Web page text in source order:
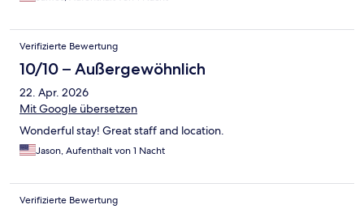
Verifizierte Bewertung
10/10 – Außergewöhnlich
22. Apr. 2026
Mit Google übersetzen
Wonderful stay! Great staff and location.
Jason, Aufenthalt von 1 Nacht
Verifizierte Bewertung